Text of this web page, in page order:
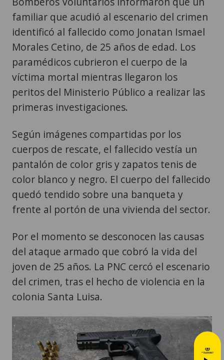
familiar que acudió al escenario del crimen
identificó al fallecido como Jonatan Ismael
Morales Cetino, de 25 años de edad. Los
paramédicos cubrieron el cuerpo de la
víctima mortal mientras llegaron los
peritos del Ministerio Público a realizar las
primeras investigaciones.
Según imágenes compartidas por los
cuerpos de rescate, el fallecido vestía un
pantalón de color gris y zapatos tenis de
color blanco y negro. El cuerpo del fallecido
quedó tendido sobre una banqueta y
frente al portón de una vivienda del sector.
Por el momento se desconocen las causas
del ataque armado que cobró la vida del
joven de 25 años. La PNC cercó el escenario
del crimen, tras el hecho de violencia en la
colonia Santa Luisa.